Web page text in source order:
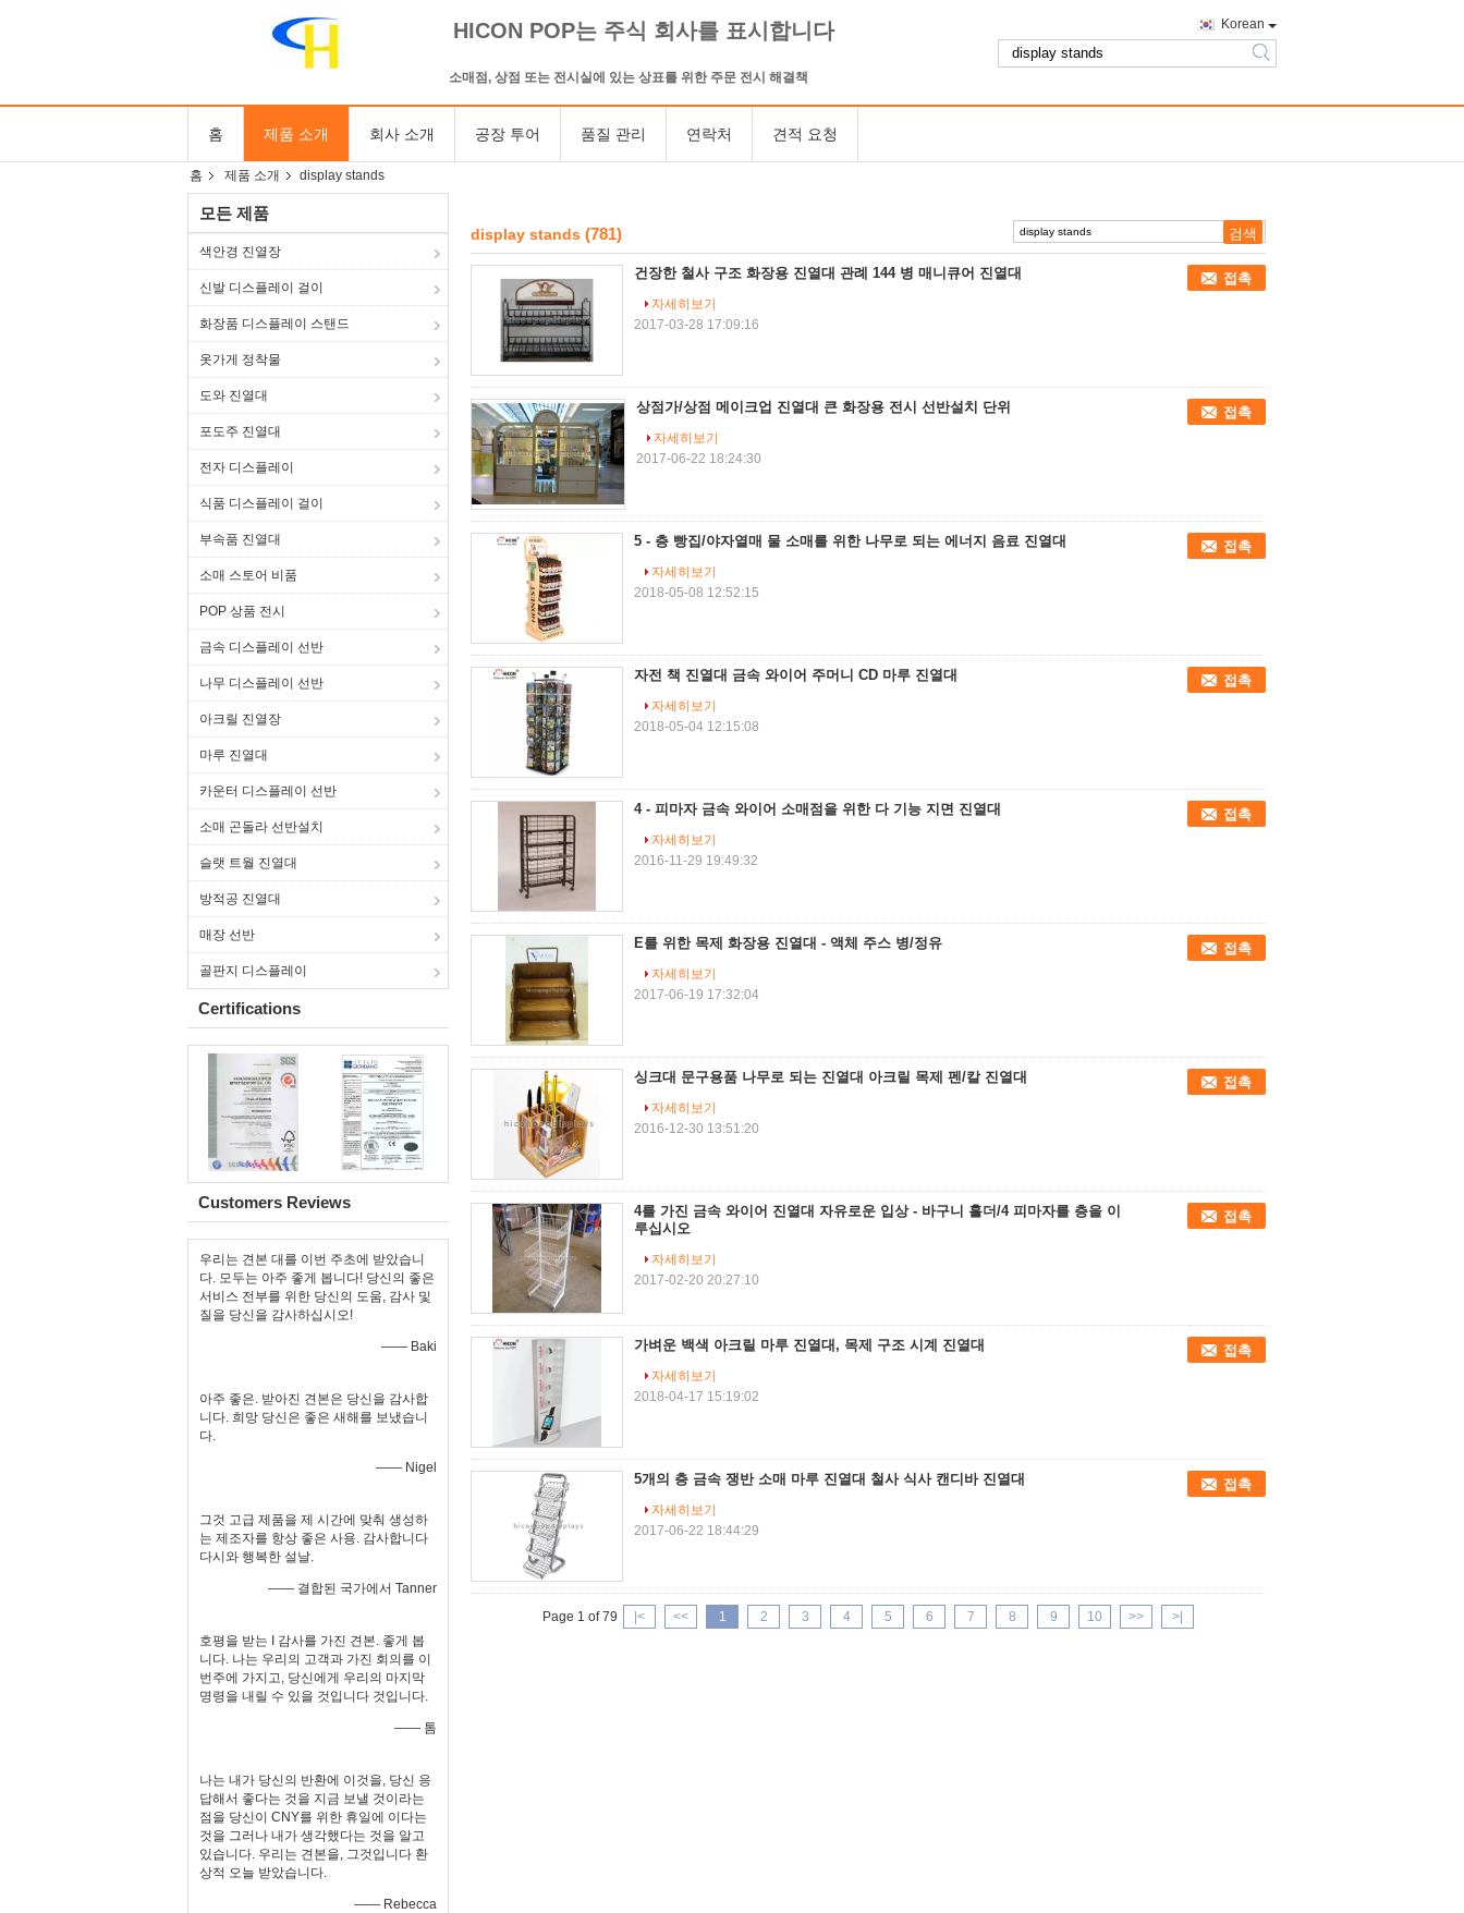
HICON POP는 주식 회사를 표시합니다
소매점, 상점 또는 전시실에 있는 상표를 위한 주문 전시 해결책
Korean
search
홈 제품 소개 회사 소개 공장 투어 품질 관리 연락처 견적 요청
홈 제품 소개 display stands
모든 제품
색안경 진열장
신발 디스플레이 걸이
화장품 디스플레이 스탠드
옷가게 정착물
도와 진열대
포도주 진열대
전자 디스플레이
식품 디스플레이 걸이
부속품 진열대
소매 스토어 비품
POP 상품 전시
금속 디스플레이 선반
나무 디스플레이 선반
아크릴 진열장
마루 진열대
카운터 디스플레이 선반
소매 곤돌라 선반설치
슬랫 트월 진열대
방적공 진열대
매장 선반
골판지 디스플레이
Certifications
Customers Reviews
우리는 견본 대를 이번 주초에 받았습니
다. 모두는 아주 좋게 봅니다! 당신의 좋은
서비스 전부를 위한 당신의 도움, 감사 및
질을 당신을 감사하십시오!
—— Baki
아주 좋은. 받아진 견본은 당신을 감사합
니다. 희망 당신은 좋은 새해를 보냈습니
다.
—— Nigel
그것 고급 제품을 제 시간에 맞춰 생성하
는 제조자를 항상 좋은 사용. 감사합니다
다시와 행복한 설날.
—— 결합된 국가에서 Tanner
호평을 받는 I 감사를 가진 견본. 좋게 봅
니다. 나는 우리의 고객과 가진 회의를 이
번주에 가지고, 당신에게 우리의 마지막
명령을 내릴 수 있을 것입니다 것입니다.
—— 톰
나는 내가 당신의 반환에 이것을, 당신 응
답해서 좋다는 것을 지금 보낼 것이라는
점을 당신이 CNY를 위한 휴일에 이다는
것을 그러나 내가 생각했다는 것을 알고
있습니다. 우리는 견본을, 그것입니다 환
상적 오늘 받았습니다.
—— Rebecca
display stands (781)
건장한 철사 구조 화장용 진열대 관례 144 병 매니큐어 진열대 접촉
자세히보기
2017-03-28 17:09:16
상점가/상점 메이크업 진열대 큰 화장용 전시 선반설치 단위 접촉
자세히보기
2017-06-22 18:24:30
5 - 층 빵집/야자열매 물 소매를 위한 나무로 되는 에너지 음료 진열대 접촉
자세히보기
2018-05-08 12:52:15
자전 책 진열대 금속 와이어 주머니 CD 마루 진열대 접촉
자세히보기
2018-05-04 12:15:08
4 - 피마자 금속 와이어 소매점을 위한 다 기능 지면 진열대 접촉
자세히보기
2016-11-29 19:49:32
E를 위한 목제 화장용 진열대 - 액체 주스 병/정유 접촉
자세히보기
2017-06-19 17:32:04
싱크대 문구용품 나무로 되는 진열대 아크릴 목제 펜/칼 진열대 접촉
자세히보기
2016-12-30 13:51:20
4를 가진 금속 와이어 진열대 자유로운 입상 - 바구니 홀더/4 피마자를 층을 이
루십시오
접촉
자세히보기
2017-02-20 20:27:10
가벼운 백색 아크릴 마루 진열대, 목제 구조 시계 진열대 접촉
자세히보기
2018-04-17 15:19:02
5개의 층 금속 쟁반 소매 마루 진열대 철사 식사 캔디바 진열대 접촉
자세히보기
2017-06-22 18:44:29
Page 1 of 79 |< << 1 2 3 4 5 6 7 8 9 10 >> >|